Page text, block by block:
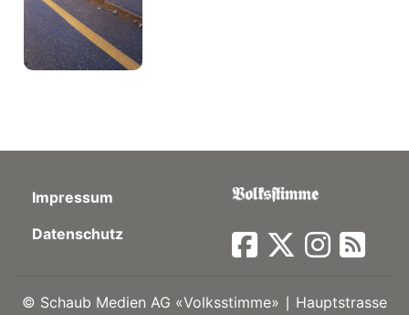
Impressum
Datenschutz
© Schaub Medien AG «Volksstimme» ∣ Hauptstrasse